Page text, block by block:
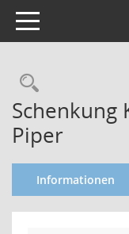
Toggle navigation
Schenkung
Piper
Informationen